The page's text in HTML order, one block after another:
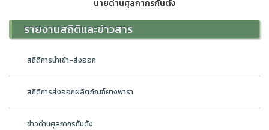
นายด่านศุลกากรกันตัง
รายงานสถิติและข่าวสาร
สถิติการนำเข้า-ส่งออก
สถิติการส่งออกผลิตภัณฑ์ยางพารา
ข่าวด่านศุลกากรกันตัง